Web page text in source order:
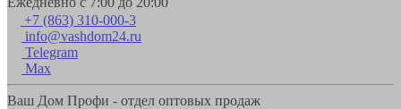
+7 (863) 310-000-3
info@vashdom24.ru
Telegram
Max
Ваш Дом Профи - отдел оптовых продаж